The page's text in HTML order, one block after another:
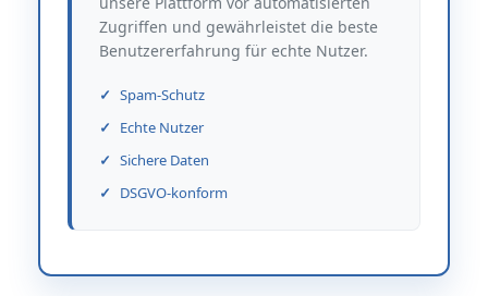
Zugriffen und gewährleistet die beste
Benutzererfahrung für echte Nutzer.
Spam-Schutz
Echte Nutzer
Sichere Daten
DSGVO-konform